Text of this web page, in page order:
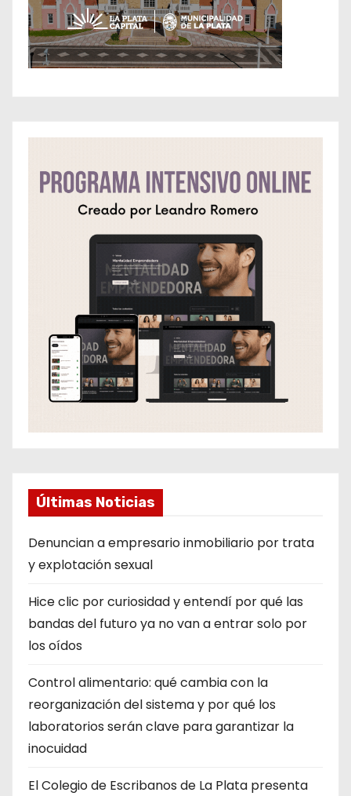
Últimas Noticias
Denuncian a empresario inmobiliario por trata
y explotación sexual
Hice clic por curiosidad y entendí por qué las
bandas del futuro ya no van a entrar solo por
los oídos
Control alimentario: qué cambia con la
reorganización del sistema y por qué los
laboratorios serán clave para garantizar la
inocuidad
El Colegio de Escribanos de La Plata presenta